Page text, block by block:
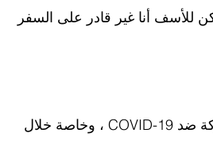
للأسف أنا غير قادر على السفر
لقد قام السفير رامي العطار بمبادرة نبيلة لدعم الجهود في المعركة ضد COVID-19 ، وخاصة خلال